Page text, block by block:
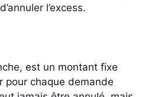
l’excess.
est un montant fixe
pour chaque demande